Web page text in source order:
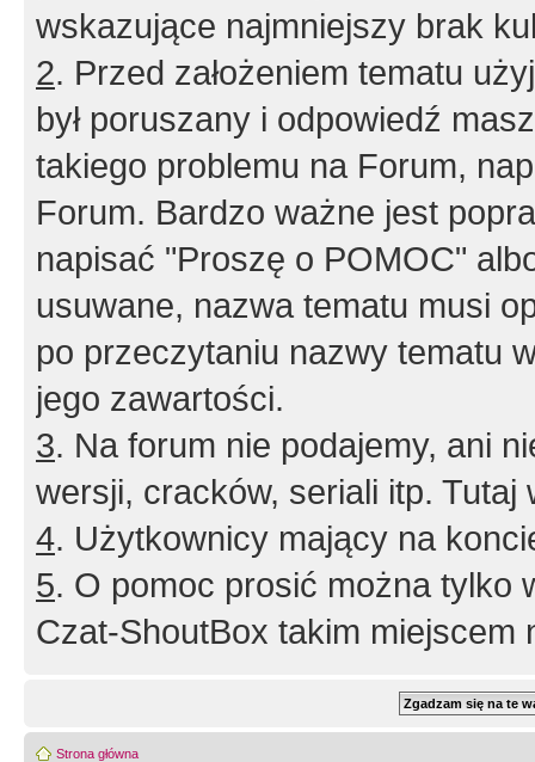
wskazujące najmniejszy brak
2. Przed założeniem tematu
był poruszany i odpowiedź
takiego problemu na Forum,
Forum. Bardzo ważne jest
napisać "Proszę o POMOC"
usuwane, nazwa tematu musi
po przeczytaniu nazwy tematu
jego zawartości.
3. Na forum nie podajemy, ani
wersji, cracków, seriali itp. Tutaj
4. Użytkownicy mający na
5. O pomoc prosić można tylko
Czat-ShoutBox takim miejscem
Strona główna